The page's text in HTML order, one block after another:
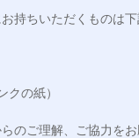
持ちいただくものは下
クの紙）
のご理解、ご協力をお